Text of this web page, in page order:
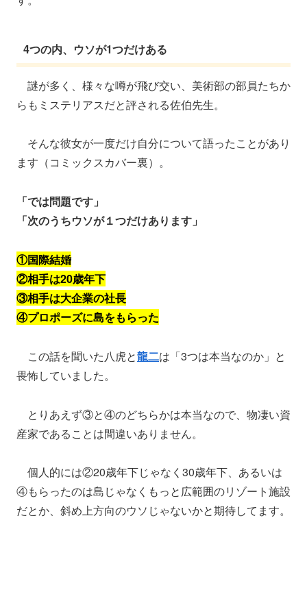
4つの内、ウソが1つだけある
謎が多く、様々な噂が飛び交い、美術部の部員たちか
らもミステリアスだと評される佐伯先生。
そんな彼女が一度だけ自分について語ったことがあり
ます（コミックスカバー裏）。
「では問題です」
「次のうちウソが１つだけあります」
①国際結婚
②相手は20歳年下
③相手は大企業の社長
④プロポーズに島をもらった
この話を聞いた八虎と龍二は「3つは本当なのか」と
畏怖していました。
とりあえず③と④のどちらかは本当なので、物凄い資
産家であることは間違いありません。
個人的には②20歳年下じゃなく30歳年下、あるいは
④もらったのは島じゃなくもっと広範囲のリゾート施設
だとか、斜め上方向のウソじゃないかと期待してます。